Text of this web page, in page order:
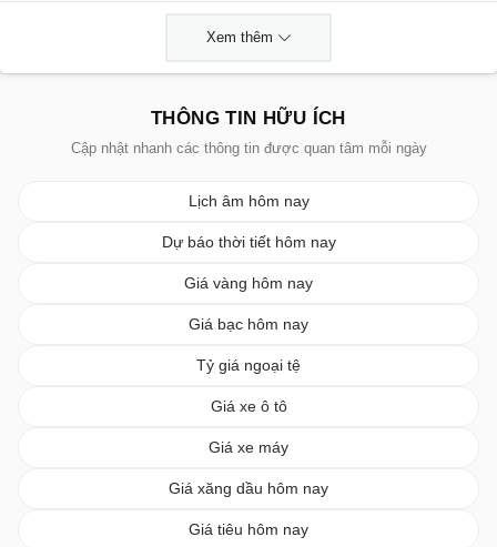
Xem thêm
THÔNG TIN HỮU ÍCH
Cập nhật nhanh các thông tin được quan tâm mỗi ngày
Lịch âm hôm nay
Dự báo thời tiết hôm nay
Giá vàng hôm nay
Giá bạc hôm nay
Tỷ giá ngoại tệ
Giá xe ô tô
Giá xe máy
Giá xăng dầu hôm nay
Giá tiêu hôm nay